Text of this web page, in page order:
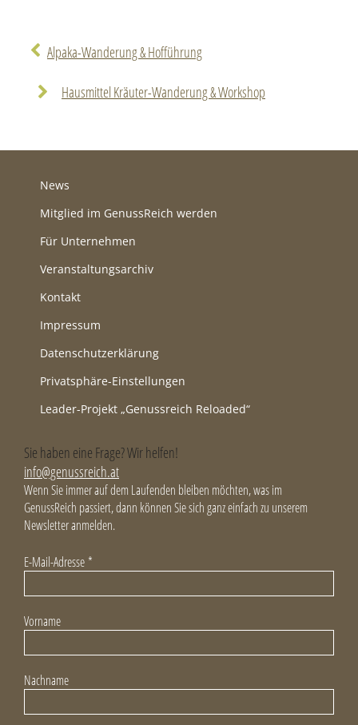
Alpaka-Wanderung & Hofführung
Hausmittel Kräuter-Wanderung & Workshop
News
Mitglied im GenussReich werden
Für Unternehmen
Veranstaltungsarchiv
Kontakt
Impressum
Datenschutzerklärung
Privatsphäre-Einstellungen
Leader-Projekt „Genussreich Reloaded“
Sie haben eine Frage? Wir helfen!
info@genussreich.at
Wenn Sie immer auf dem Laufenden bleiben möchten, was im
GenussReich passiert, dann können Sie sich ganz einfach zu unserem
Newsletter anmelden.
E-Mail-Adresse *
Vorname
Nachname